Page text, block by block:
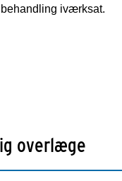
iværksat.
overlæge